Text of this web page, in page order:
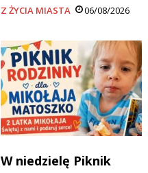
Z ŻYCIA MIASTA 06/08/2026
W niedzielę Piknik